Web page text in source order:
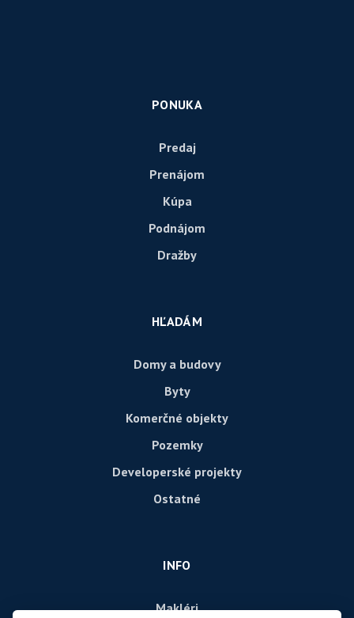
PONUKA
Predaj
Prenájom
Kúpa
Podnájom
Dražby
HĽADÁM
Domy a budovy
Byty
Komerčné objekty
Pozemky
Developerské projekty
Ostatné
INFO
Makléri